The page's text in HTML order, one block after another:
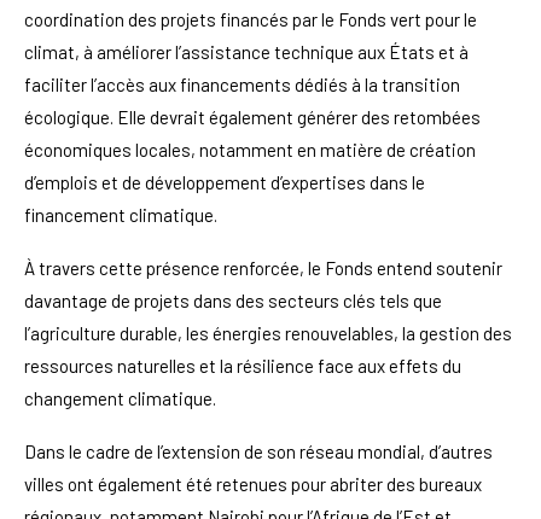
coordination des projets financés par le Fonds vert pour le
climat, à améliorer l’assistance technique aux États et à
faciliter l’accès aux financements dédiés à la transition
écologique. Elle devrait également générer des retombées
économiques locales, notamment en matière de création
d’emplois et de développement d’expertises dans le
financement climatique.
À travers cette présence renforcée, le Fonds entend soutenir
davantage de projets dans des secteurs clés tels que
l’agriculture durable, les énergies renouvelables, la gestion des
ressources naturelles et la résilience face aux effets du
changement climatique.
Dans le cadre de l’extension de son réseau mondial, d’autres
villes ont également été retenues pour abriter des bureaux